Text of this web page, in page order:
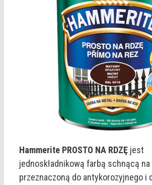
Hammerite PROSTO NA RDZĘ jest
jednoskładnikową farbą schnącą
przeznaczoną do antykorozyjnego i